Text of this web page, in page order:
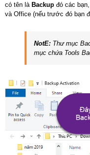
có tên là Backup đó các
và Office (nếu trước đó bạn
NotE: Thư mục
mục chứa Tools